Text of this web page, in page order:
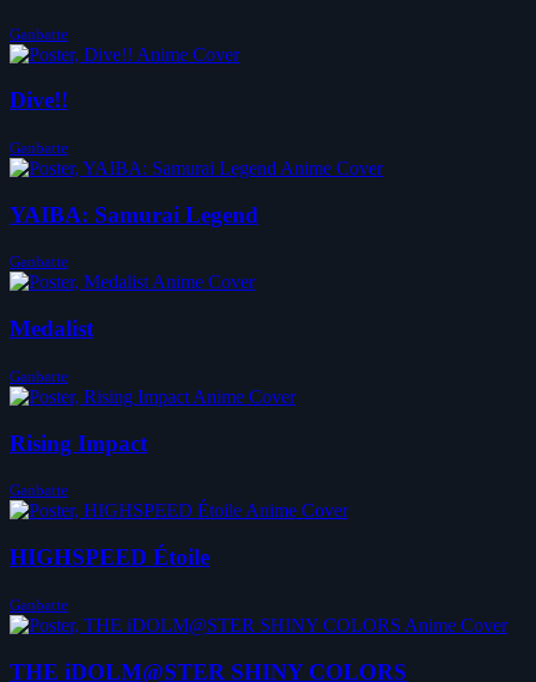
Ganbatte
Dive!!
Ganbatte
YAIBA: Samurai Legend
Ganbatte
Medalist
Ganbatte
Rising Impact
Ganbatte
HIGHSPEED Étoile
Ganbatte
THE iDOLM@STER SHINY COLORS